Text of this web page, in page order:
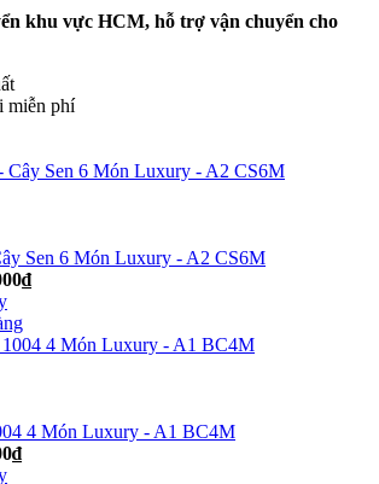
khu vực HCM, hỗ trợ vận chuyển cho
Sen 6 Món Luxury - A2 CS6M
4 Món Luxury - A1 BC4M